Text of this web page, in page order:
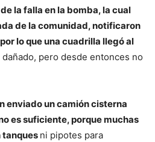
la falla en la bomba, la cual
de la comunidad, notificaron
lo que una cuadrilla llegó al
pero desde entonces no
enviado un camión cisterna
es suficiente, porque muchas
tanques ni pipotes para